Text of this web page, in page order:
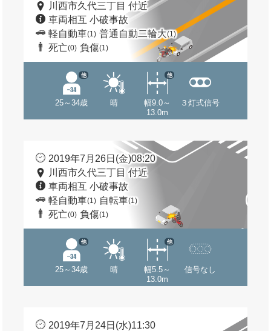
川西市久代三丁目 付近
車両相互 小破事故
軽自動車(1) 普通自動二輪大(1)
死亡(0) 負傷(1)
25～34歳
他
晴
幅9.0～
13.0m
他
３灯式信号
2019年7月26日(金)08:20
川西市久代三丁目 付近
車両相互 小破事故
軽自動車(1) 自転車(1)
死亡(0) 負傷(1)
25～34歳
他
晴
幅5.5～
13.0m
他
信号なし
2019年7月24日(水)11:30